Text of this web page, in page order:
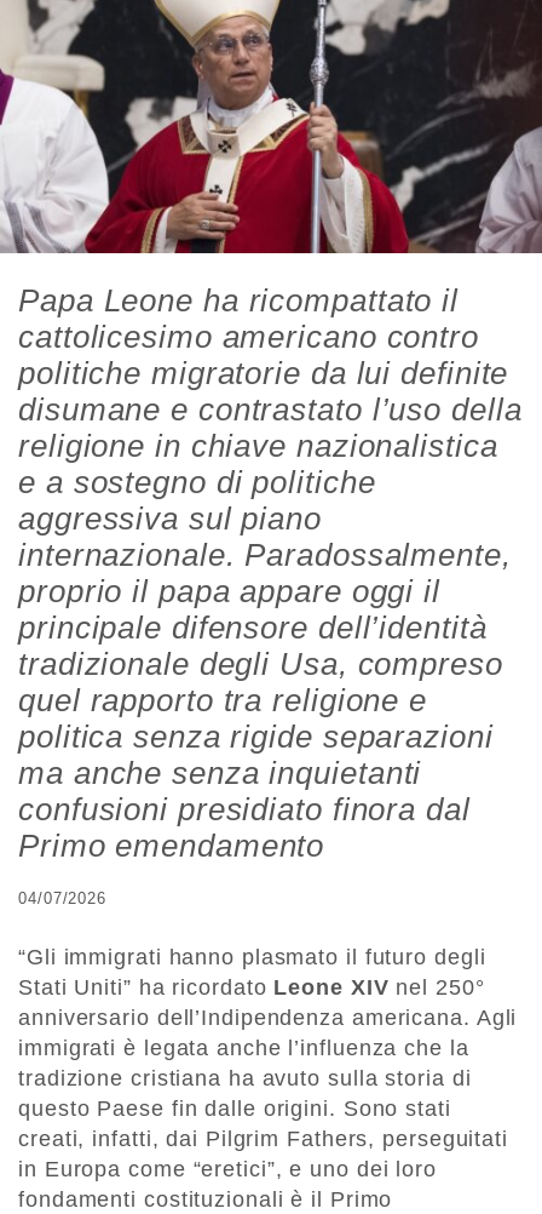
Papa Leone ha ricompattato il
cattolicesimo americano contro
politiche migratorie da lui definite
disumane e contrastato l’uso della
religione in chiave nazionalistica
e a sostegno di politiche
aggressiva sul piano
internazionale. Paradossalmente,
proprio il papa appare oggi il
principale difensore dell’identità
tradizionale degli Usa, compreso
quel rapporto tra religione e
politica senza rigide separazioni
ma anche senza inquietanti
confusioni presidiato finora dal
Primo emendamento
04/07/2026
“Gli immigrati hanno plasmato il futuro degli
Stati Uniti” ha ricordato Leone XIV nel 250°
anniversario dell’Indipendenza americana. Agli
immigrati è legata anche l’influenza che la
tradizione cristiana ha avuto sulla storia di
questo Paese fin dalle origini. Sono stati
creati, infatti, dai Pilgrim Fathers, perseguitati
in Europa come “eretici”, e uno dei loro
fondamenti costituzionali è il Primo